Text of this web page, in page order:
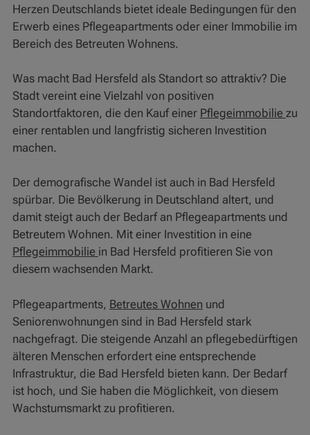
Herzen Deutschlands bietet ideale Bedingungen für den
Erwerb eines Pflegeapartments oder einer Immobilie im
Bereich des Betreuten Wohnens.
Was macht Bad Hersfeld als Standort so attraktiv? Die
Stadt vereint eine Vielzahl von positiven
Standortfaktoren, die den Kauf einer Pflegeimmobilie zu
einer rentablen und langfristig sicheren Investition
machen.
Der demografische Wandel ist auch in Bad Hersfeld
spürbar. Die Bevölkerung in Deutschland altert, und
damit steigt auch der Bedarf an Pflegeapartments und
Betreutem Wohnen. Mit einer Investition in eine
Pflegeimmobilie in Bad Hersfeld profitieren Sie von
diesem wachsenden Markt.
Pflegeapartments, Betreutes Wohnen und
Seniorenwohnungen sind in Bad Hersfeld stark
nachgefragt. Die steigende Anzahl an pflegebedürftigen
älteren Menschen erfordert eine entsprechende
Infrastruktur, die Bad Hersfeld bieten kann. Der Bedarf
ist hoch, und Sie haben die Möglichkeit, von diesem
Wachstumsmarkt zu profitieren.